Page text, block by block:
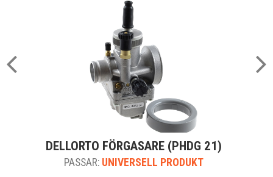
FÖR RÄTT DELAR
VÄLJ
När du valt kommer butiken visa delar för vald moped
och universella produkter.
DELLORTO FÖRGASARE (PHDG 21)
PASSAR: UNIVERSELL PRODUKT